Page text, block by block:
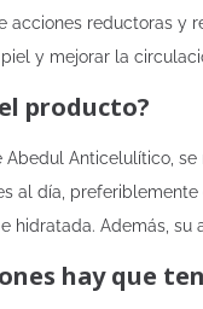
acciones reductoras y
y mejorar la
producto?
Abedul Anticelulítico,
al día,
hidratada. Además,
hay que